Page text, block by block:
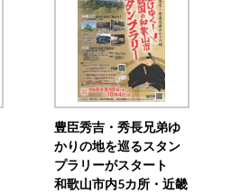
豊臣秀吉・秀長兄弟ゆ
かりの地を巡るスタン
プラリーがスタート
和歌山市内5カ所・近畿